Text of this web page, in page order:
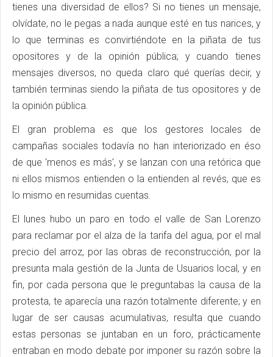
tienes una diversidad de ellos? Si no tienes un mensaje,
olvídate, no le pegas a nada aunque esté en tus narices, y
lo que terminas es convirtiéndote en la piñata de tus
opositores y de la opinión pública; y cuando tienes
mensajes diversos, no queda claro qué querías decir, y
también terminas siendo la piñata de tus opositores y de
la opinión pública.
El gran problema es que los gestores locales de
campañas sociales todavía no han interiorizado en éso
de que 'menos es más', y se lanzan con una retórica que
ni ellos mismos entienden o la entienden al revés, que es
lo mismo en resumidas cuentas.
El lunes hubo un paro en todo el valle de San Lorenzo
para reclamar por el alza de la tarifa del agua, por el mal
precio del arroz, por las obras de reconstrucción, por la
presunta mala gestión de la Junta de Usuarios local, y en
fin, por cada persona que le preguntabas la causa de la
protesta, te aparecía una razón totalmente diferente; y en
lugar de ser causas acumulativas, resulta que cuando
estas personas se juntaban en un foro, prácticamente
entraban en modo debate por imponer su razón sobre la